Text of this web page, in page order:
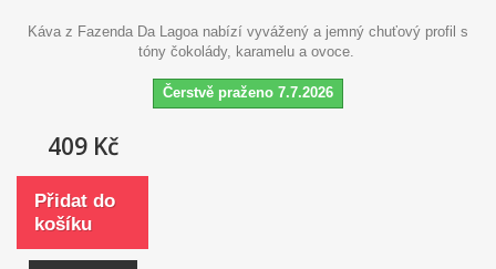
Káva z Fazenda Da Lagoa nabízí vyvážený a jemný chuťový profil s
tóny čokolády, karamelu a ovoce.
Čerstvě praženo 7.7.2026
409 Kč
Přidat do
košíku